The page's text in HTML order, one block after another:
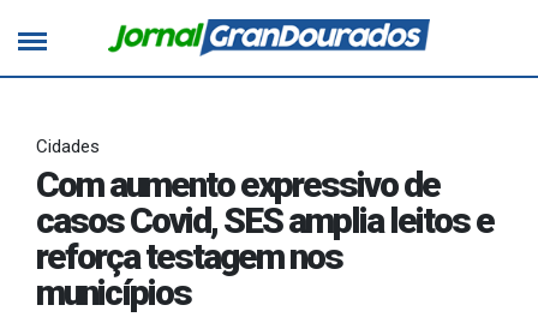
Cidades
Com aumento expressivo de
casos Covid, SES amplia leitos e
reforça testagem nos
municípios